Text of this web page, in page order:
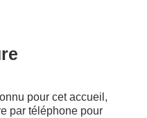
pour cet accueil,
par téléphone pour